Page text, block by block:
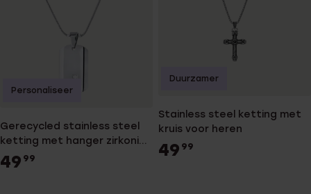
Gerecycled stainless steel
ketting met hanger zirkonia
voor heren
49 99
Personaliseer
Stainless steel ketting met
kruis voor heren
49 99
Duurzamer